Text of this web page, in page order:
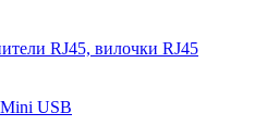
RJ45, вилочки RJ45
USB